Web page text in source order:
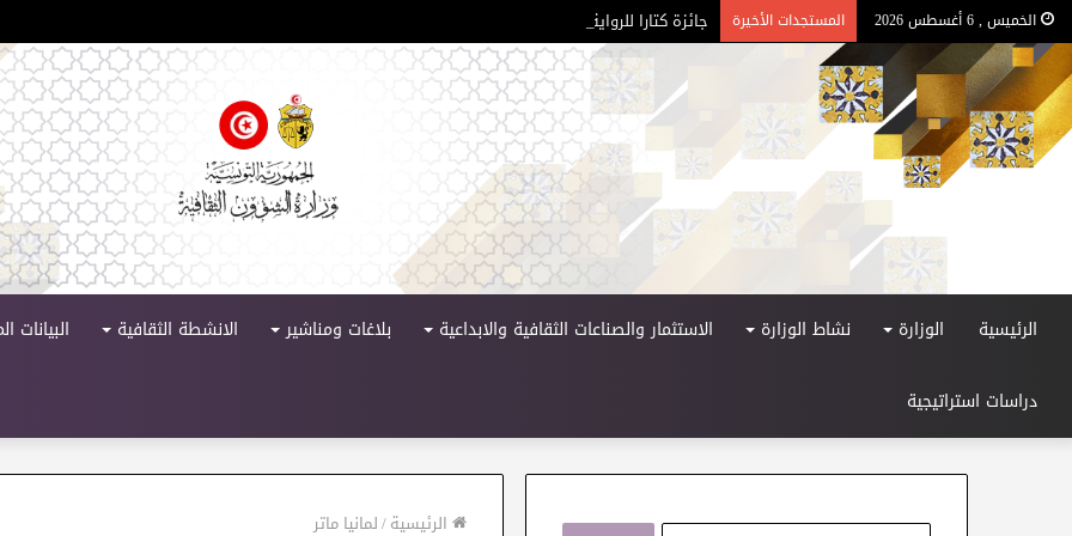
الخميس , 6 أغسطس 2026 المستجدات الأخيرة جائزة كتارا للرواية العربية – الدورة 11
الرئيسية الوزارة نشاط الوزارة الاستثمار والصناعات الثقافية والابداعية بلاغات ومناشير الانشطة الثقافية البيانات
دراسات استراتيجية
الرئيسية/لمانيا ماتر